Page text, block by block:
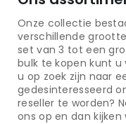
Onze collectie
verschillende
set van 3 tot een
bulk te kopen kunt u
u op zoek zijn naar
gedesinteresseerd
reseller te worden?
ons op en dan